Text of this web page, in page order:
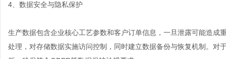
4、数据安全与隐私保护
生产数据包含企业核心工艺参数和客户订单信息，一旦泄露可能造成
处理，对存储数据实施访问控制，同时建立数据备份与恢复机制。对